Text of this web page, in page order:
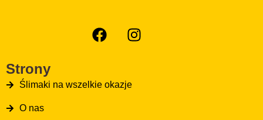
Strony
Ślimaki na wszelkie okazje
O nas